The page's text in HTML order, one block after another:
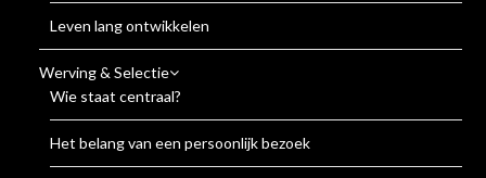
Leven lang ontwikkelen
Werving & Selectie
Wie staat centraal?
Het belang van een persoonlijk bezoek